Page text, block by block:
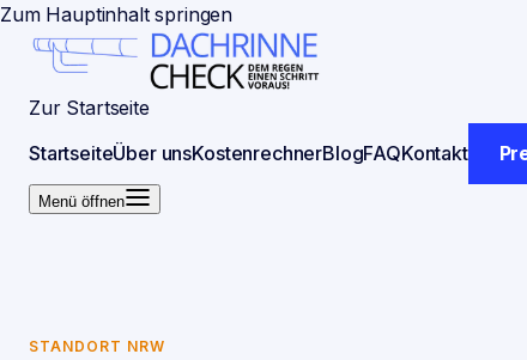
Zum Hauptinhalt springen
Zur Startseite
StartseiteÜber unsKostenrechnerBlogFAQKontakt
Menü öffnen
STANDORT NRW